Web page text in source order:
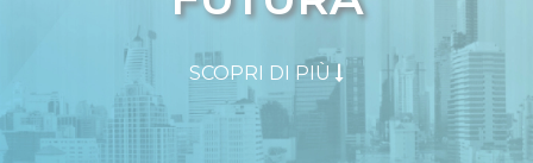
SCOPRI DI PIÙ